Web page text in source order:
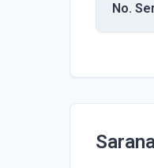
No.